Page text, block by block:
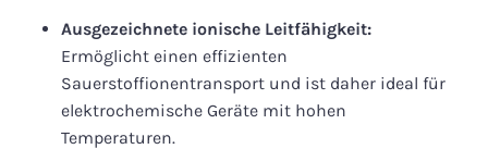
Ausgezeichnete ionische Leitfähigkeit:
Ermöglicht einen effizienten
Sauerstoffionentransport und ist daher ideal für
elektrochemische Geräte mit hohen
Temperaturen.